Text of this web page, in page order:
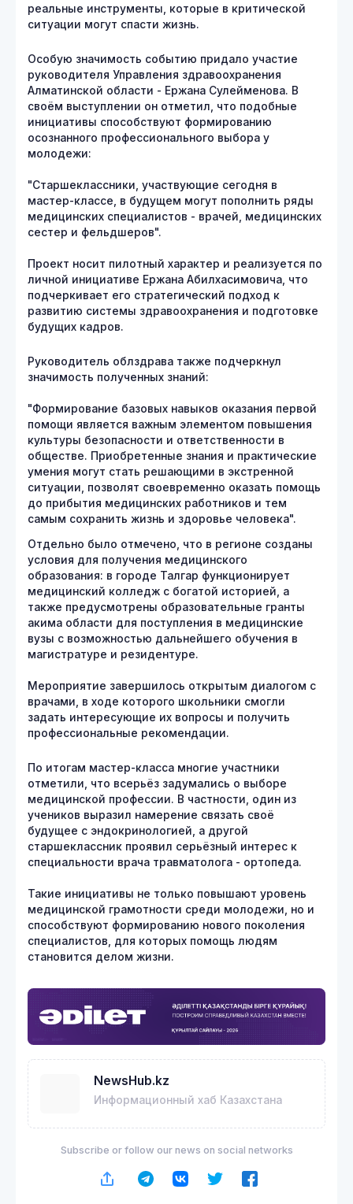
реальные инструменты, которые в критической
ситуации могут спасти жизнь.
Особую значимость событию придало участие
руководителя Управления здравоохранения
Алматинской области - Ержана Сулейменова. В
своём выступлении он отметил, что подобные
инициативы способствуют формированию
осознанного профессионального выбора у
молодежи:
"Старшеклассники, участвующие сегодня в
мастер-классе, в будущем могут пополнить ряды
медицинских специалистов - врачей, медицинских
сестер и фельдшеров".
Проект носит пилотный характер и реализуется по
личной инициативе Ержана Абилхасимовича, что
подчеркивает его стратегический подход к
развитию системы здравоохранения и подготовке
будущих кадров.
Руководитель облздрава также подчеркнул
значимость полученных знаний:
"Формирование базовых навыков оказания первой
помощи является важным элементом повышения
культуры безопасности и ответственности в
обществе. Приобретенные знания и практические
умения могут стать решающими в экстренной
ситуации, позволят своевременно оказать помощь
до прибытия медицинских работников и тем
самым сохранить жизнь и здоровье человека".
Отдельно было отмечено, что в регионе созданы
условия для получения медицинского
образования: в городе Талгар функционирует
медицинский колледж с богатой историей, а
также предусмотрены образовательные гранты
акима области для поступления в медицинские
вузы с возможностью дальнейшего обучения в
магистратуре и резидентуре.
Мероприятие завершилось открытым диалогом с
врачами, в ходе которого школьники смогли
задать интересующие их вопросы и получить
профессиональные рекомендации.
По итогам мастер-класса многие участники
отметили, что всерьёз задумались о выборе
медицинской профессии. В частности, один из
учеников выразил намерение связать своё
будущее с эндокринологией, а другой
старшеклассник проявил серьёзный интерес к
специальности врача травматолога - ортопеда.
Такие инициативы не только повышают уровень
медицинской грамотности среди молодежи, но и
способствуют формированию нового поколения
специалистов, для которых помощь людям
становится делом жизни.
NewsHub.kz
Информационный хаб Казахстана
Subscribe or follow our news on social networks